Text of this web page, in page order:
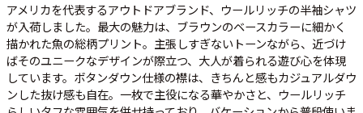
すべての年代を見る
週刊ラッシュアウト新聞
アメリカを代表するアウトドアブランド、ウールリッチの半袖シャツ
が入荷しました。最大の魅力は、ブラウンのベースカラーに細かく
描かれた魚の総柄プリント。主張しすぎないトーンながら、近づけ
ばそのユニークなデザインが際立つ、大人が着られる遊び心を体現
しています。ボタンダウン仕様の襟は、きちんと感もカジュアルダウ
ンした抜け感も自在。一枚で主役になる華やかさと、ウールリッチ